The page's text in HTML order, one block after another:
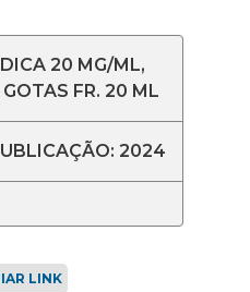
20 MG/ML,
FR. 20 ML
2024
LINK